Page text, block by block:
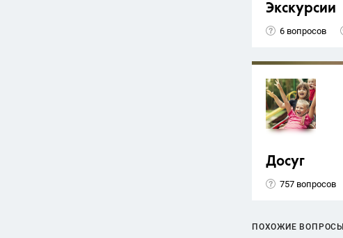
Экскурсии
6 вопросов
Досуг
757 вопросов
ПОХОЖИЕ ВОПРОСЫ